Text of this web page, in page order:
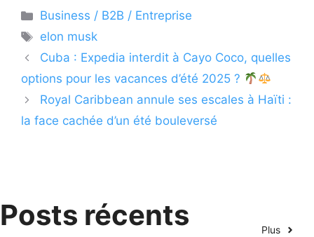
Catégories
Business / B2B / Entreprise
Étiquettes
elon musk
Cuba : Expedia interdit à Cayo Coco, quelles
options pour les vacances d’été 2025 ?
Royal Caribbean annule ses escales à Haïti :
la face cachée d’un été bouleversé
Posts récents Plus